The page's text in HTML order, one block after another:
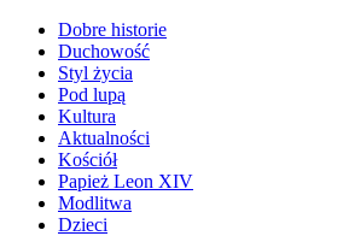
Dobre historie
Duchowość
Styl życia
Pod lupą
Kultura
Aktualności
Kościół
Papież Leon XIV
Modlitwa
Dzieci